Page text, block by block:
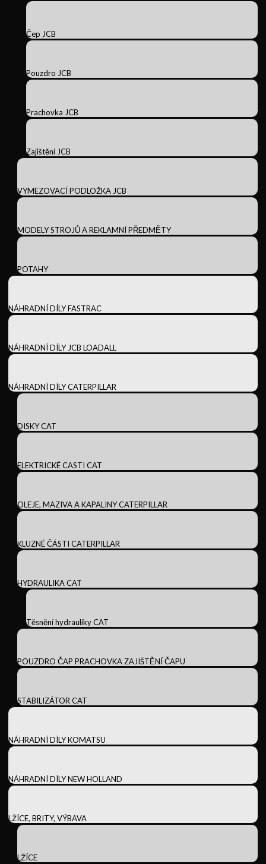
Čep JCB
Pouzdro JCB
Prachovka JCB
Zajištění JCB
VYMEZOVACÍ PODLOŽKA JCB
MODELY STROJŮ A REKLAMNÍ PŘEDMĚTY
POTAHY
NÁHRADNÍ DÍLY FASTRAC
NÁHRADNÍ DÍLY JCB LOADALL
NÁHRADNÍ DÍLY CATERPILLAR
DISKY CAT
ELEKTRICKÉ CASTI CAT
OLEJE, MAZIVA A KAPALINY CATERPILLAR
KLUZNÉ ČÁSTI CATERPILLAR
HYDRAULIKA CAT
Těsnění hydrauliky CAT
POUZDRO ČAP PRACHOVKA ZAJIŠTĚNÍ ČAPU
STABILIZÁTOR CAT
NÁHRADNÍ DÍLY KOMATSU
NÁHRADNÍ DÍLY NEW HOLLAND
LŽÍCE, BRITY, VÝBAVA
LŽÍCE